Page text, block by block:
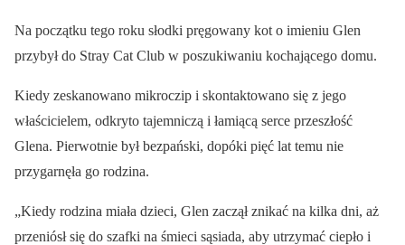
Na początku tego roku słodki pręgowany kot o imieniu Glen
przybył do Stray Cat Club w poszukiwaniu kochającego domu.
Kiedy zeskanowano mikroczip i skontaktowano się z jego
właścicielem, odkryto tajemniczą i łamiącą serce przeszłość
Glena. Pierwotnie był bezpański, dopóki pięć lat temu nie
przygarnęła go rodzina.
„Kiedy rodzina miała dzieci, Glen zaczął znikać na kilka dni, aż
przeniósł się do szafki na śmieci sąsiada, aby utrzymać ciepło i